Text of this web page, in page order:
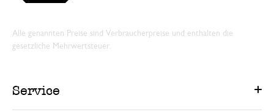
Alle genannten Preise sind Verbraucherpreise und enthalten die
gesetzliche Mehrwertsteuer.
Service